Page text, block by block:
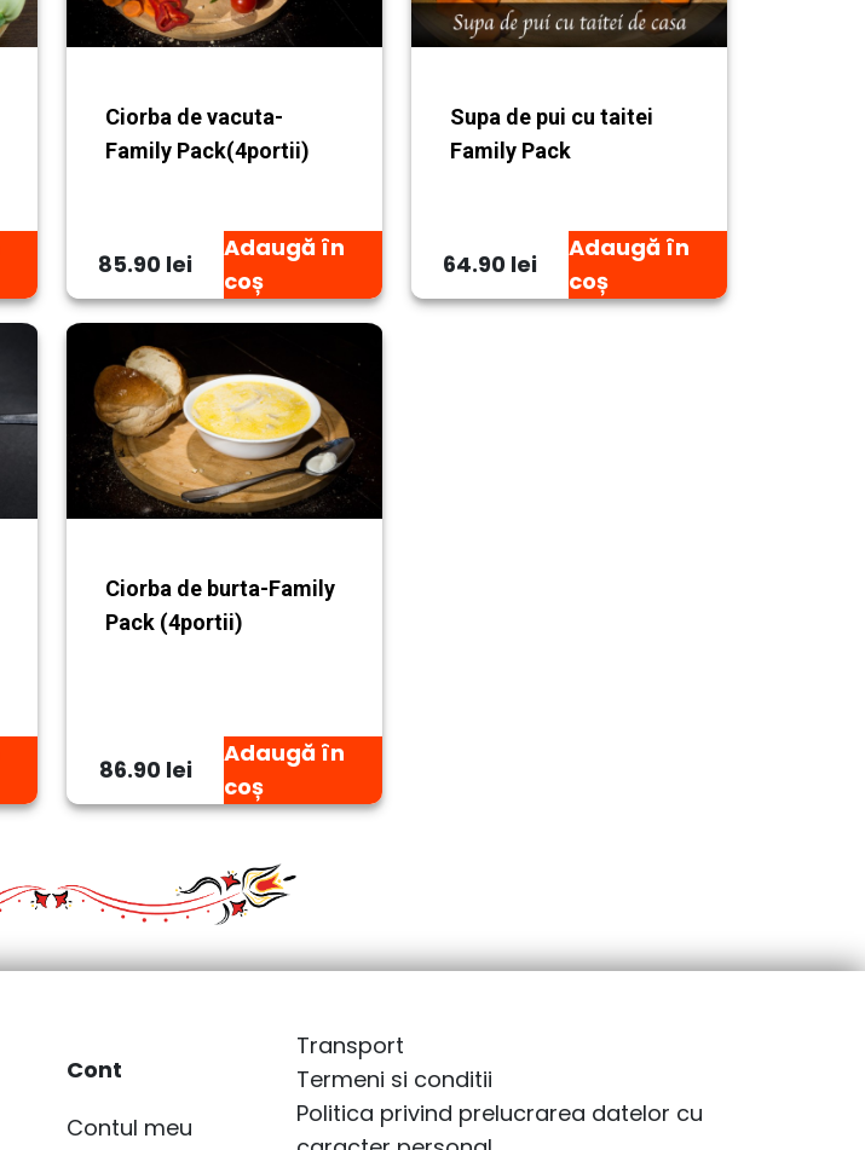
Ciorba de vacuta-
Family Pack(4portii)
85.90 lei
Adaugă în
coș
Supa de pui cu taitei
Family Pack
64.90 lei
Adaugă în
coș
Ciorba de burta-Family
Pack (4portii)
86.90 lei
Adaugă în
coș
Cont
Contul meu
Transport
Termeni si conditii
Politica privind prelucrarea datelor cu